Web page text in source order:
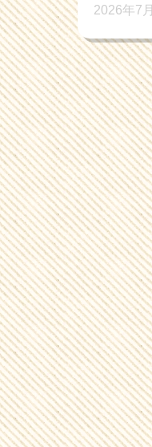
2026年7月